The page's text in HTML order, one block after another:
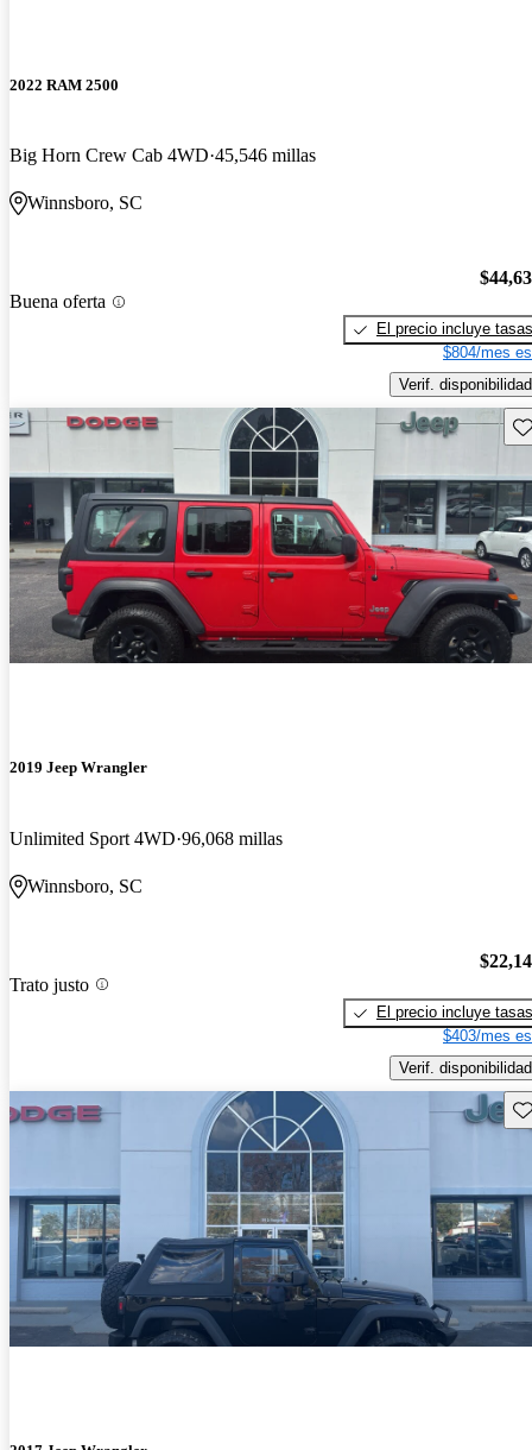
2022 RAM 2500
Big Horn Crew Cab 4WD 45,546 millas
Winnsboro, SC
Buena oferta
El precio incluye tasas
$804/mes
Verif. disponibilidad
2019 Jeep Wrangler
Unlimited Sport 4WD 96,068 millas
Winnsboro, SC
Trato justo
El precio incluye tasas
$403/mes
Verif. disponibilidad